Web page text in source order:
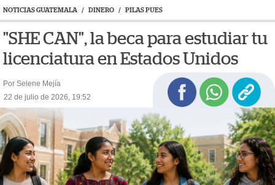
NOTICIAS GUATEMALA / DINERO / PILAS PUES
"SHE CAN", la beca para estudiar tu
licenciatura en Estados Unidos
Por Selene Mejía
22 de julio de 2026, 19:52